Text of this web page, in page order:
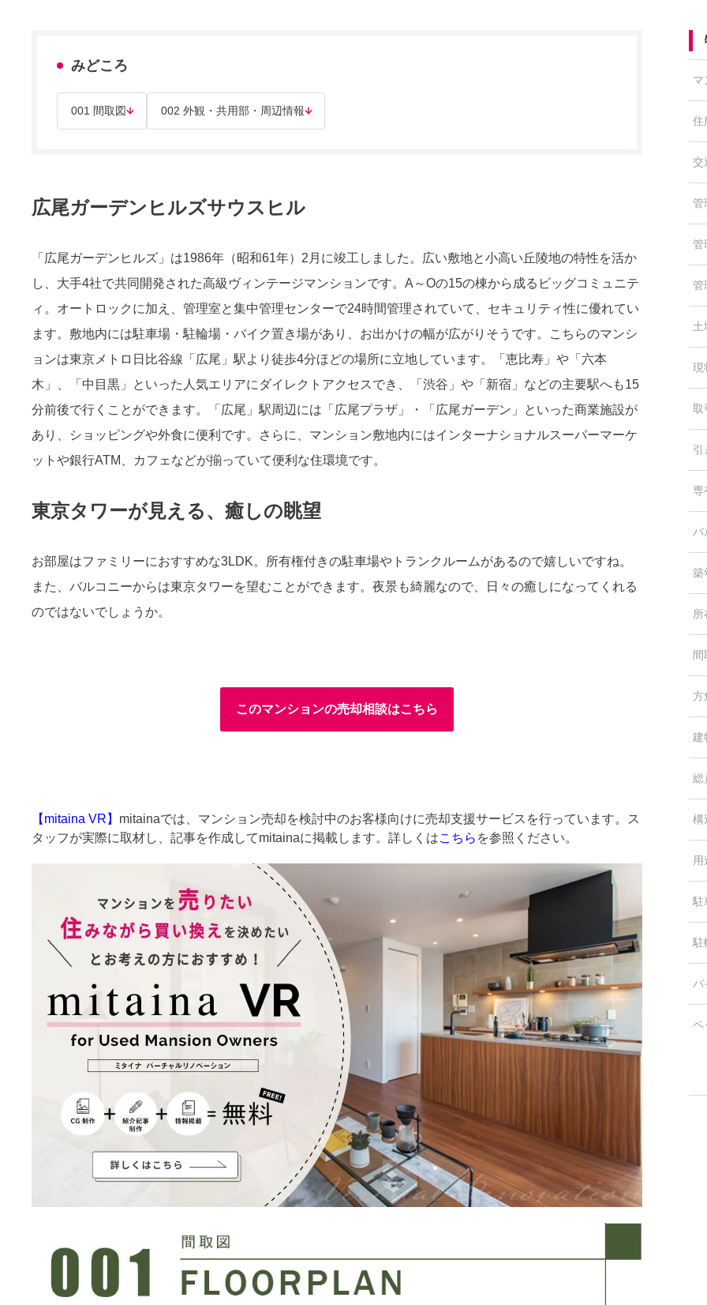
みどころ
001 間取図 002 外観・共用部・周辺情報
広尾ガーデンヒルズサウスヒル
「広尾ガーデンヒルズ」は1986年（昭和61年）2月に竣工しました。広い敷地と小高い丘陵地の特性を活か
し、大手4社で共同開発された高級ヴィンテージマンションです。A～Oの15の棟から成るビッグコミュニテ
ィ。オートロックに加え、管理室と集中管理センターで24時間管理されていて、セキュリティ性に優れてい
ます。敷地内には駐車場・駐輪場・バイク置き場があり、お出かけの幅が広がりそうです。こちらのマンシ
ョンは東京メトロ日比谷線「広尾」駅より徒歩4分ほどの場所に立地しています。「恵比寿」や「六本
木」、「中目黒」といった人気エリアにダイレクトアクセスでき、「渋谷」や「新宿」などの主要駅へも15
分前後で行くことができます。「広尾」駅周辺には「広尾プラザ」・「広尾ガーデン」といった商業施設が
あり、ショッピングや外食に便利です。さらに、マンション敷地内にはインターナショナルスーパーマーケ
ットや銀行ATM、カフェなどが揃っていて便利な住環境です。
東京タワーが見える、癒しの眺望
お部屋はファミリーにおすすめな3LDK。所有権付きの駐車場やトランクルームがあるので嬉しいですね。
また、バルコニーからは東京タワーを望むことができます。夜景も綺麗なので、日々の癒しになってくれる
のではないでしょうか。
このマンションの売却相談はこちら
【mitaina VR】 mitainaでは、マンション売却を検討中のお客様向けに売却支援サービスを行っています。ス
タッフが実際に取材し、記事を作成してmitainaに掲載します。詳しくはこちら を参照ください。
マ
住
交
管
管
管
土
現
取
引
専
バ
築
所
間
方
建
総
構
用
駐
駐
バ
ペ